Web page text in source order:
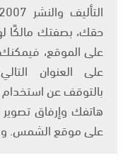
حقك، بصفتك مالكًا
على الموقع، فيمكنك
بالتوقف عن
هاتفك وإرفاق
على موقع الشمس.